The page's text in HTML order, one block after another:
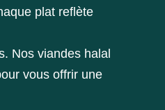
plat reflète
Nos viandes halal
vous offrir une